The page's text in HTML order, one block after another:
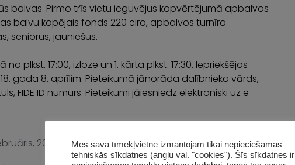
balvas. Pirmo trīs vietu ieguvējus kopvērtējumā apbalvos
balvu kopējais fonds 220 eiro, apbalvos turnīra
seniorus, jauniešus.
plkst. 17:00, izloze un 1. kārta plkst. 17:30. Iepriekšējos
gada 8. aprīlim. Pieteikumā jānorāda dalībnieka vārds,
FIDE ID numurs. Pieteikumi jāiesniedz elektroniski uz e-
2022
Mēs savā tīmekļvietnē izmantojam tikai nepieciešamās
tehniskās sīkdatnes (angļu val. "cookies"). Šīs sīkdatnes ir